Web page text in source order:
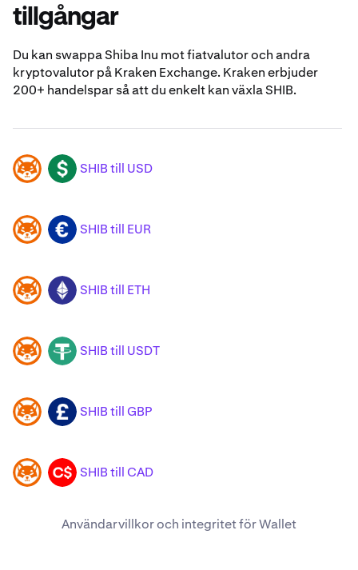
tillgångar
Du kan swappa Shiba Inu mot fiatvalutor och andra
kryptovalutor på Kraken Exchange. Kraken erbjuder
200+ handelspar så att du enkelt kan växla SHIB.
SHIB USD SHIB till USD
SHIB EUR SHIB till EUR
SHIB ETH SHIB till ETH
SHIB USDT SHIB till USDT
SHIB GBP SHIB till GBP
SHIB CAD SHIB till CAD
Användarvillkoroch integritetför Wallet